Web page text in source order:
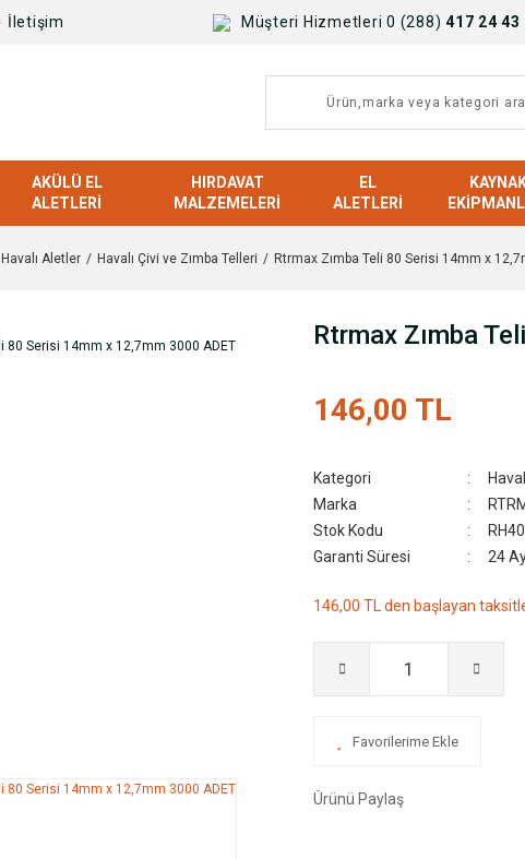
İletişim Müşteri Hizmetleri 0 (288) 417 24 43
AKÜLÜ EL
ALETLERI
HIRDAVAT
MALZEMELERI
EL
ALETLERI
Havalı Aletler Havalı Çivi ve Zımba Telleri Rtrmax Zımba Teli 80 Serisi 14mm x
Rtrmax Zımba
146,00 TL
Kategori
Marka
Stok Kodu
Garanti Süresi
24
146,00 TL den başlayan
Ürünü Paylaş